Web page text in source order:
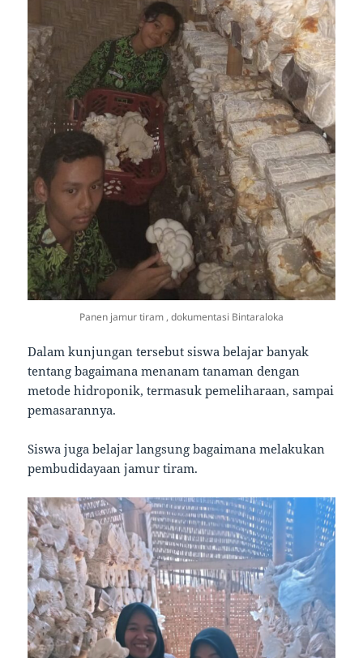
Panen jamur tiram , dokumentasi Bintaraloka
Dalam kunjungan tersebut siswa belajar banyak
tentang bagaimana menanam tanaman dengan
metode hidroponik, termasuk pemeliharaan, sampai
pemasarannya.
Siswa juga belajar langsung bagaimana melakukan
pembudidayaan jamur tiram.